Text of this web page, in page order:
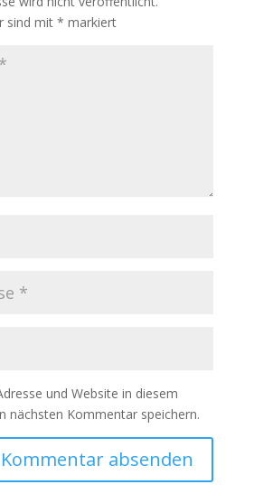
sind mit * markiert
und Website in diesem
nächsten Kommentar speichern.